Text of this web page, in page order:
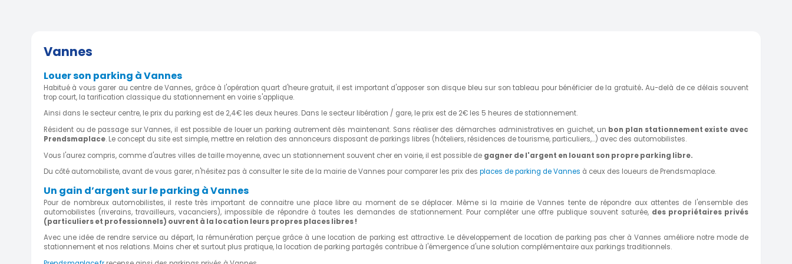
Vannes
Louer son parking à Vannes
Habitué à vous garer au centre de Vannes, grâce à l'opération quart d'heure gratuit, il est important d'apposer son disque bleu sur son tableau pour bénéficier de la gratuité. Au-delà de ce délais souvent
trop court, la tarification classique du stationnement en voirie s'applique.
Ainsi dans le secteur centre, le prix du parking est de 2,4€ les deux heures. Dans le secteur libération / gare, le prix est de 2€ les 5 heures de stationnement.
Résident ou de passage sur Vannes, il est possible de louer un parking autrement dès maintenant. Sans réaliser des démarches administratives en guichet, un bon plan stationnement existe avec
Prendsmaplace. Le concept du site est simple, mettre en relation des annonceurs disposant de parkings libres (hôteliers, résidences de tourisme, particuliers,...) avec des automobilistes.
Vous l'aurez compris, comme d'autres villes de taille moyenne, avec un stationnement souvent cher en voirie, il est possible de gagner de l'argent en louant son propre parking libre.
Du côté automobiliste, avant de vous garer, n'hésitez pas à consulter le site de la mairie de Vannes pour comparer les prix des places de parking de Vannes à ceux des loueurs de Prendsmaplace.
Un gain d’argentsur le parking àVannes
Pour de nombreux automobilistes, il reste très important de connaitre une place libre au moment de se déplacer. Même si la mairie de Vannes tente de répondre aux attentes de l'ensemble des
automobilistes (riverains, travailleurs, vacanciers), impossible de répondre à toutes les demandes de stationnement. Pour compléter une offre publique souvent saturée, des propriétaires privés
(particuliers et professionnels) ouvrent à la location leurs propres places libres !
Avec une idée de rendre service au départ, la rémunération perçue grâce à une location de parking est attractive. Le développement de location de parking pas cher à Vannes améliore notre mode de
stationnement et nos relations. Moins cher et surtout plus pratique, la location de parking partagés contribue à l'émergence d'une solution complémentaire aux parkings traditionnels.